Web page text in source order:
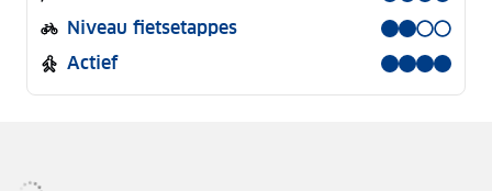
Niveau fietsetappes
Actief